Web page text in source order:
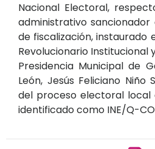
Nacional Electoral,
administrativo
de fiscalización, instaurado
Revolucionario Institucional
Presidencia Municipal de
León, Jesús Feliciano
del proceso electoral local
identificado como INE/Q-